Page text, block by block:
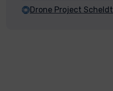
Drone Project Scheldt